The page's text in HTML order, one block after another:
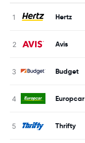
Hertz
Avis
Budget
Europcar
Thrifty